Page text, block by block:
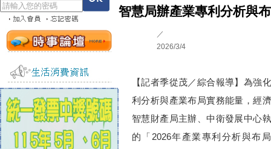
智慧局辦產業專利分析與
／
2026/3/4
【記者季從茂／綜合報導】為強
利分析與產業布局實務能量，經
智慧財產局主辦、中衛發展中心
的「2026年產業專利分析與布